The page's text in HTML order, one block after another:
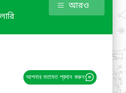
আরও
আপনার মতামত প্রদান করুন